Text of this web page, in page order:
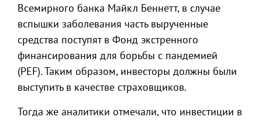
Всемирного банка Майкл Беннетт, в случае
вспышки заболевания часть вырученные
средства поступят в Фонд экстренного
финансирования для борьбы с пандемией
(PEF). Таким образом, инвесторы должны были
выступить в качестве страховщиков.
Тогда же аналитики отмечали, что инвестиции в